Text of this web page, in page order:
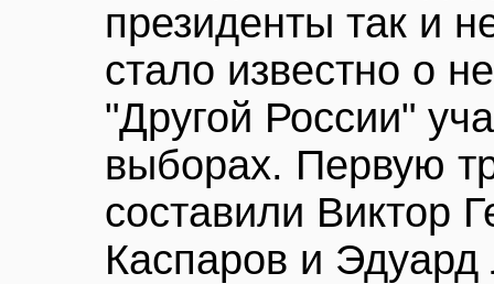
президенты так и
стало известно о
"Другой России"
выборах. Первую
составили Виктор
Каспаров и